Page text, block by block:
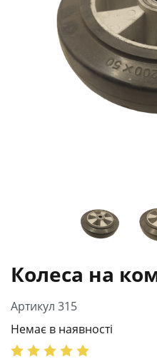
Колеса на
Артикул 315
Немає в наявності